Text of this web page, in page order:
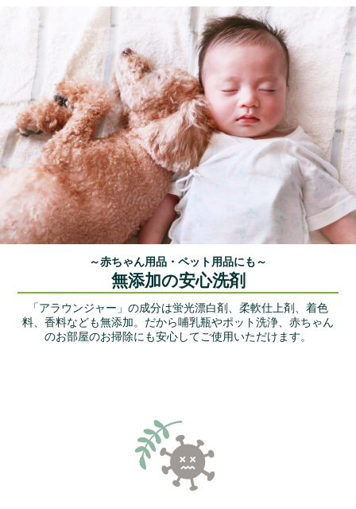
～赤ちゃん用品・ペット用品にも～
無添加の安心洗剤
「アラウンジャー」の成分は蛍光漂白剤、柔軟仕上剤、着色
料、香料なども無添加。 だから哺乳瓶やポット洗浄、赤ちゃん
のお部屋のお掃除にも安心してご使用いただけます。